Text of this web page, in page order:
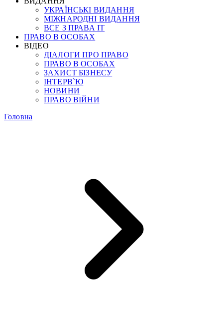
УКРАЇНСЬКІ ВИДАННЯ
МІЖНАРОДНІ ВИДАННЯ
ВСЕ З ПРАВА ІТ
ПРАВО В ОСОБАХ
ВІДЕО
ДІАЛОГИ ПРО ПРАВО
ПРАВО В ОСОБАХ
ЗАХИСТ БІЗНЕСУ
ІНТЕРВ`Ю
НОВИНИ
ПРАВО ВІЙНИ
Головна